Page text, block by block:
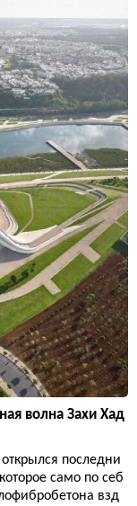
волна Захи Хад
последни
само по себ
взд